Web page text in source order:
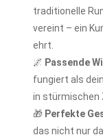
traditionelle
vereint – ein
ehrt.
🌌 Passende
fungiert als
in stürmischen
🎁 Perfekte
das nicht nur